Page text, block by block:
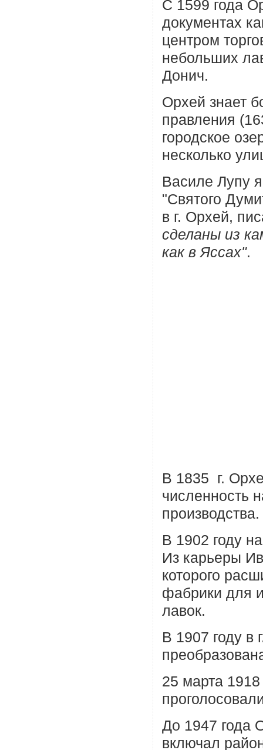
С 1599 года
документах
центром
небольших
Донич.
Орхей знает
правления
городское
несколько
Василе Лупу
"Святого
в г. Орхей,
сделаны из
как в Яссах".
В 1835 г.
численность
производства.
В 1902 году
Из карьеры
которого
фабрики для
лавок.
В 1907 году в
25 марта
До 1947 года
включал